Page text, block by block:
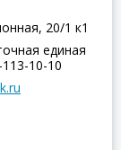
20/1 к1
единая
10-10